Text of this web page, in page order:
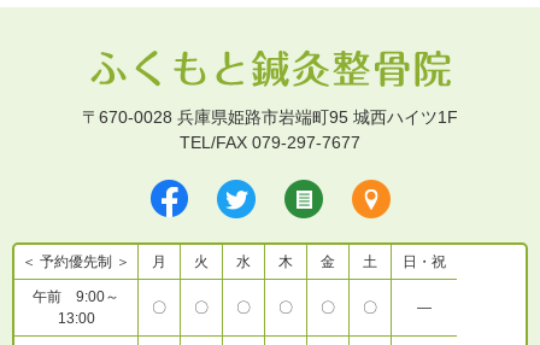
〒670-0028 兵庫県姫路市岩端町95 城西ハイツ1F
TEL/FAX 079-297-7677
＜ 予約優先制 ＞ 月 火 水 木 金 土 日・祝
午前 9:00～
13:00
〇 〇 〇 〇 〇 〇 ―